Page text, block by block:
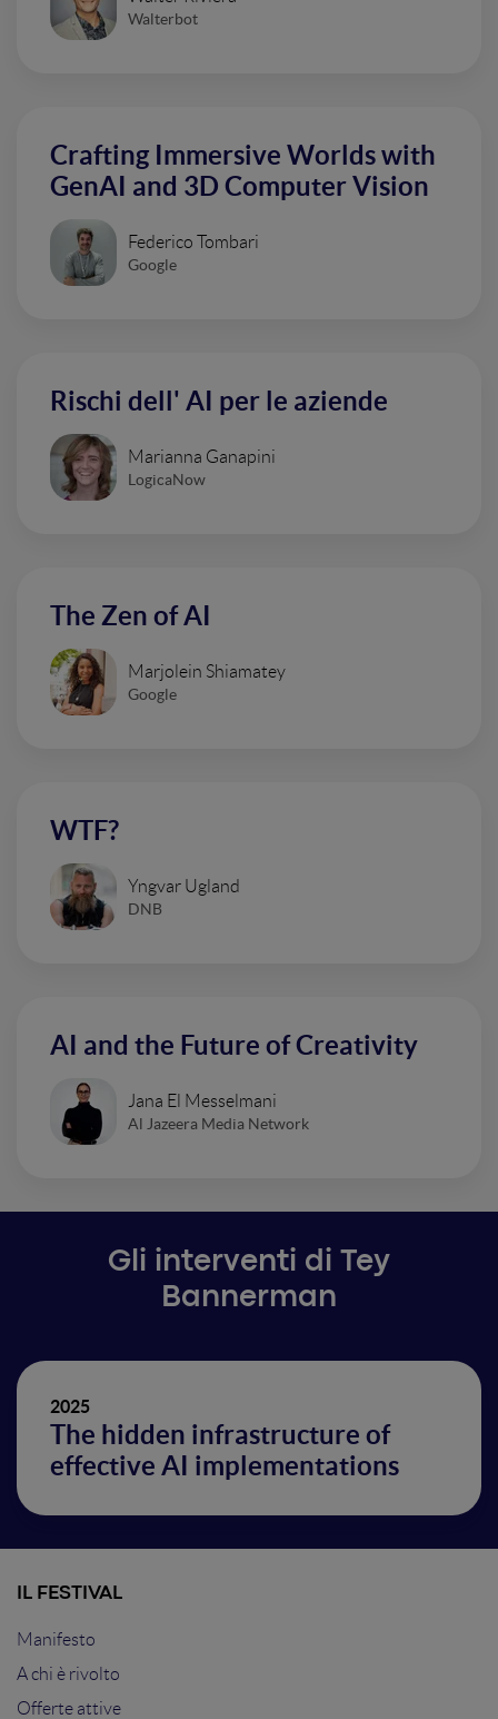
Walterbot
Crafting Immersive Worlds with
GenAI and 3D Computer Vision
Federico Tombari
Google
Rischi dell' AI per le aziende
Marianna Ganapini
LogicaNow
The Zen of AI
Marjolein Shiamatey
Google
WTF?
Yngvar Ugland
DNB
AI and the Future of Creativity
Jana El Messelmani
Al Jazeera Media Network
Gli interventi di Tey
Bannerman
2025
The hidden infrastructure of
effective AI implementations
IL FESTIVAL
Manifesto
A chi è rivolto
Offerte attive